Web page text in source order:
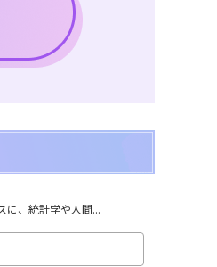
に、統計学や人間...